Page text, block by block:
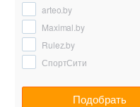
arteo.by
Maximal.by
Rulez.by
СпортСити
Подобрать